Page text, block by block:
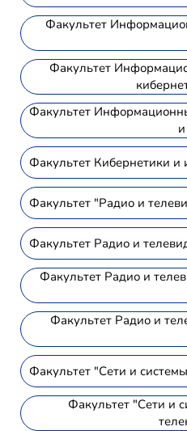
Факультет
Факультет
Факультет
Факультет Кибернетики и
Факультет "Радио и
Факультет Радио и
Факультет Радио и
Факультет Радио и
Факультет "Сети и
Факультет "Сети и